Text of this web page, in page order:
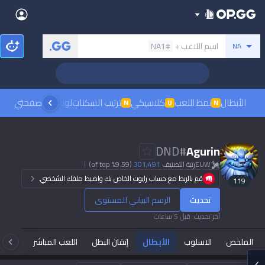
NA بحث عن المستدعي
اسم اللاعب + #NA1
الأبطال N نمط اللعب U كلاسيكي Nترتيب السكناتلوحات الصدارة
صفحتي
119
Agurin
#
DND
EUWرتبة التصنيف 301,491
(9.59% of top)
قم بالربط مع حساب رايوت الخاص بك واضبط ملفك الشخصي.
تحديث الرسم البياني للمستوى
آخر تحديث:قبل 5 ساعات
الملخص الاسلوب الأبطال إتقان البطل اللعب المباشر
League of Legends
Teamfight Tactics
Pokémon Champions
Beta
ROBLOX
OVERWATCH2
Pokémon Pokopia
Marvel Rivals
Arc Raiders
Slay The Spire 2
Counter Strike 2
Beta
Fortnite
Sign in
Language
العربية
Dark mode
Back
العربية
English
日本語
język polski
Deutsch